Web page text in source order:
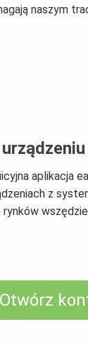
naszym
aplikacja
z
Otwórz